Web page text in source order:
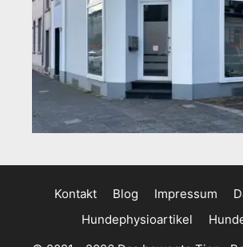
Kontakt Blog Impressum
Hundephysioartikel